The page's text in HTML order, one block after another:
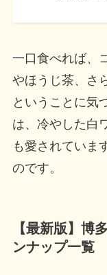
一口食べれば、
やほうじ茶、さ
ということに気
は、冷やした白
も愛されていま
のです。
【最新版】博
ンナップ一覧